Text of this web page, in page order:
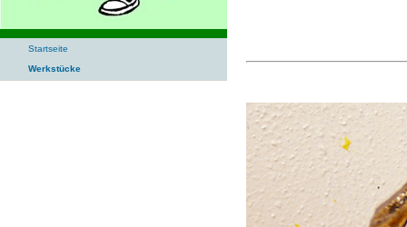
Startseite
Werkstücke